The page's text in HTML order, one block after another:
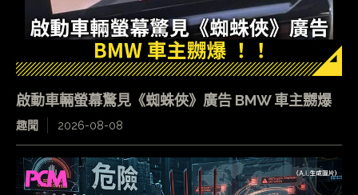
啟動車輛螢幕驚見《蜘蛛俠》廣告 BMW 車主嬲爆
趣聞 2026-08-08